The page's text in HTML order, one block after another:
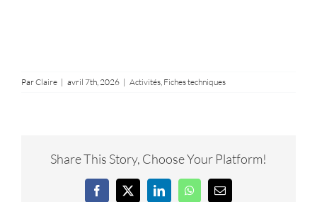
ParClaire | avril 7th, 2026 | Activités, Fiches techniques
Share This Story, Choose Your Platform!
Facebook
X LinkedInWhatsApp
Email